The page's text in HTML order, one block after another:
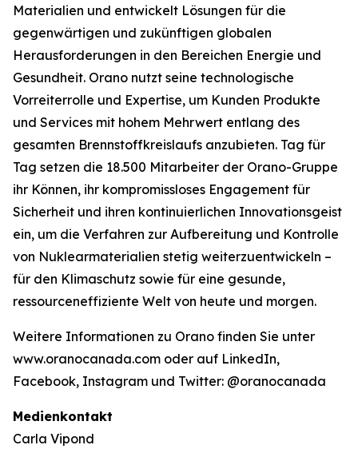
Materialien und entwickelt Lösungen für die
gegenwärtigen und zukünftigen globalen
Herausforderungen in den Bereichen Energie und
Gesundheit. Orano nutzt seine technologische
Vorreiterrolle und Expertise, um Kunden Produkte
und Services mit hohem Mehrwert entlang des
gesamten Brennstoffkreislaufs anzubieten. Tag für
Tag setzen die 18.500 Mitarbeiter der Orano-Gruppe
ihr Können, ihr kompromissloses Engagement für
Sicherheit und ihren kontinuierlichen Innovationsgeist
ein, um die Verfahren zur Aufbereitung und Kontrolle
von Nuklearmaterialien stetig weiterzuentwickeln –
für den Klimaschutz sowie für eine gesunde,
ressourceneffiziente Welt von heute und morgen.
Weitere Informationen zu Orano finden Sie unter
www.oranocanada.com oder auf LinkedIn,
Facebook, Instagram und Twitter: @oranocanada
Medienkontakt
Carla Vipond